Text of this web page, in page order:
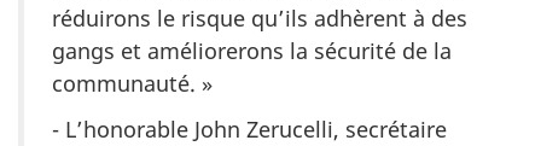
réduirons le risque qu’ils adhèrent à des
gangs et améliorerons la sécurité de la
communauté. »
- L’honorable John Zerucelli, secrétaire